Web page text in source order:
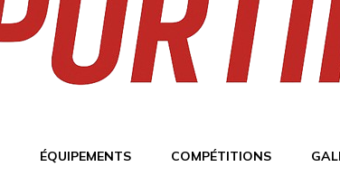
ÉQUIPEMENTS COMPÉTITIONS